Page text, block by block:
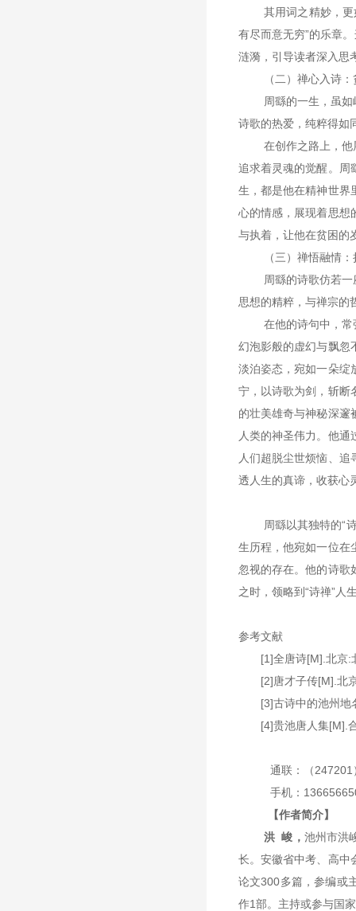
其用词之精妙，
有尽而意无穷”的乐章
涟漪，引导读者深入思
（二）禅心入诗
周繇的一生，虽
诗歌的热爱，纯粹得如
在创作之路上，
追求着灵魂的觉醒。周
生，都是他在精神世界
心的情感，展现着思想
与执着，让他在贫困的
（三）禅悟融情
周繇的诗歌仿若
思想的精粹，与禅宗的
在他的诗句中，
幻泡影般的虚幻与飘忽
淡泊姿态，宛如一朵绽
宁，以诗歌为剑，斩断
的壮美雄奇与神秘深邃
人类的神圣伟力。他
人们超脱尘世烦恼、
透人生的真谛，收获心
周繇以其独特的“
生历程，他宛如一位在
忽视的存在。他的诗歌
之时，领略到“诗禅”人
参考文献
[1]全唐诗[M].北京:
[2]唐才子传[M].北
[3]古诗中的池州地
[4]贵池唐人集[M].
通联：（
手机：
【作者简介】
洪 峻， 池州市洪
长。安徽省中考、高中
论文300多篇，参编或
作1部。 主持或参与国